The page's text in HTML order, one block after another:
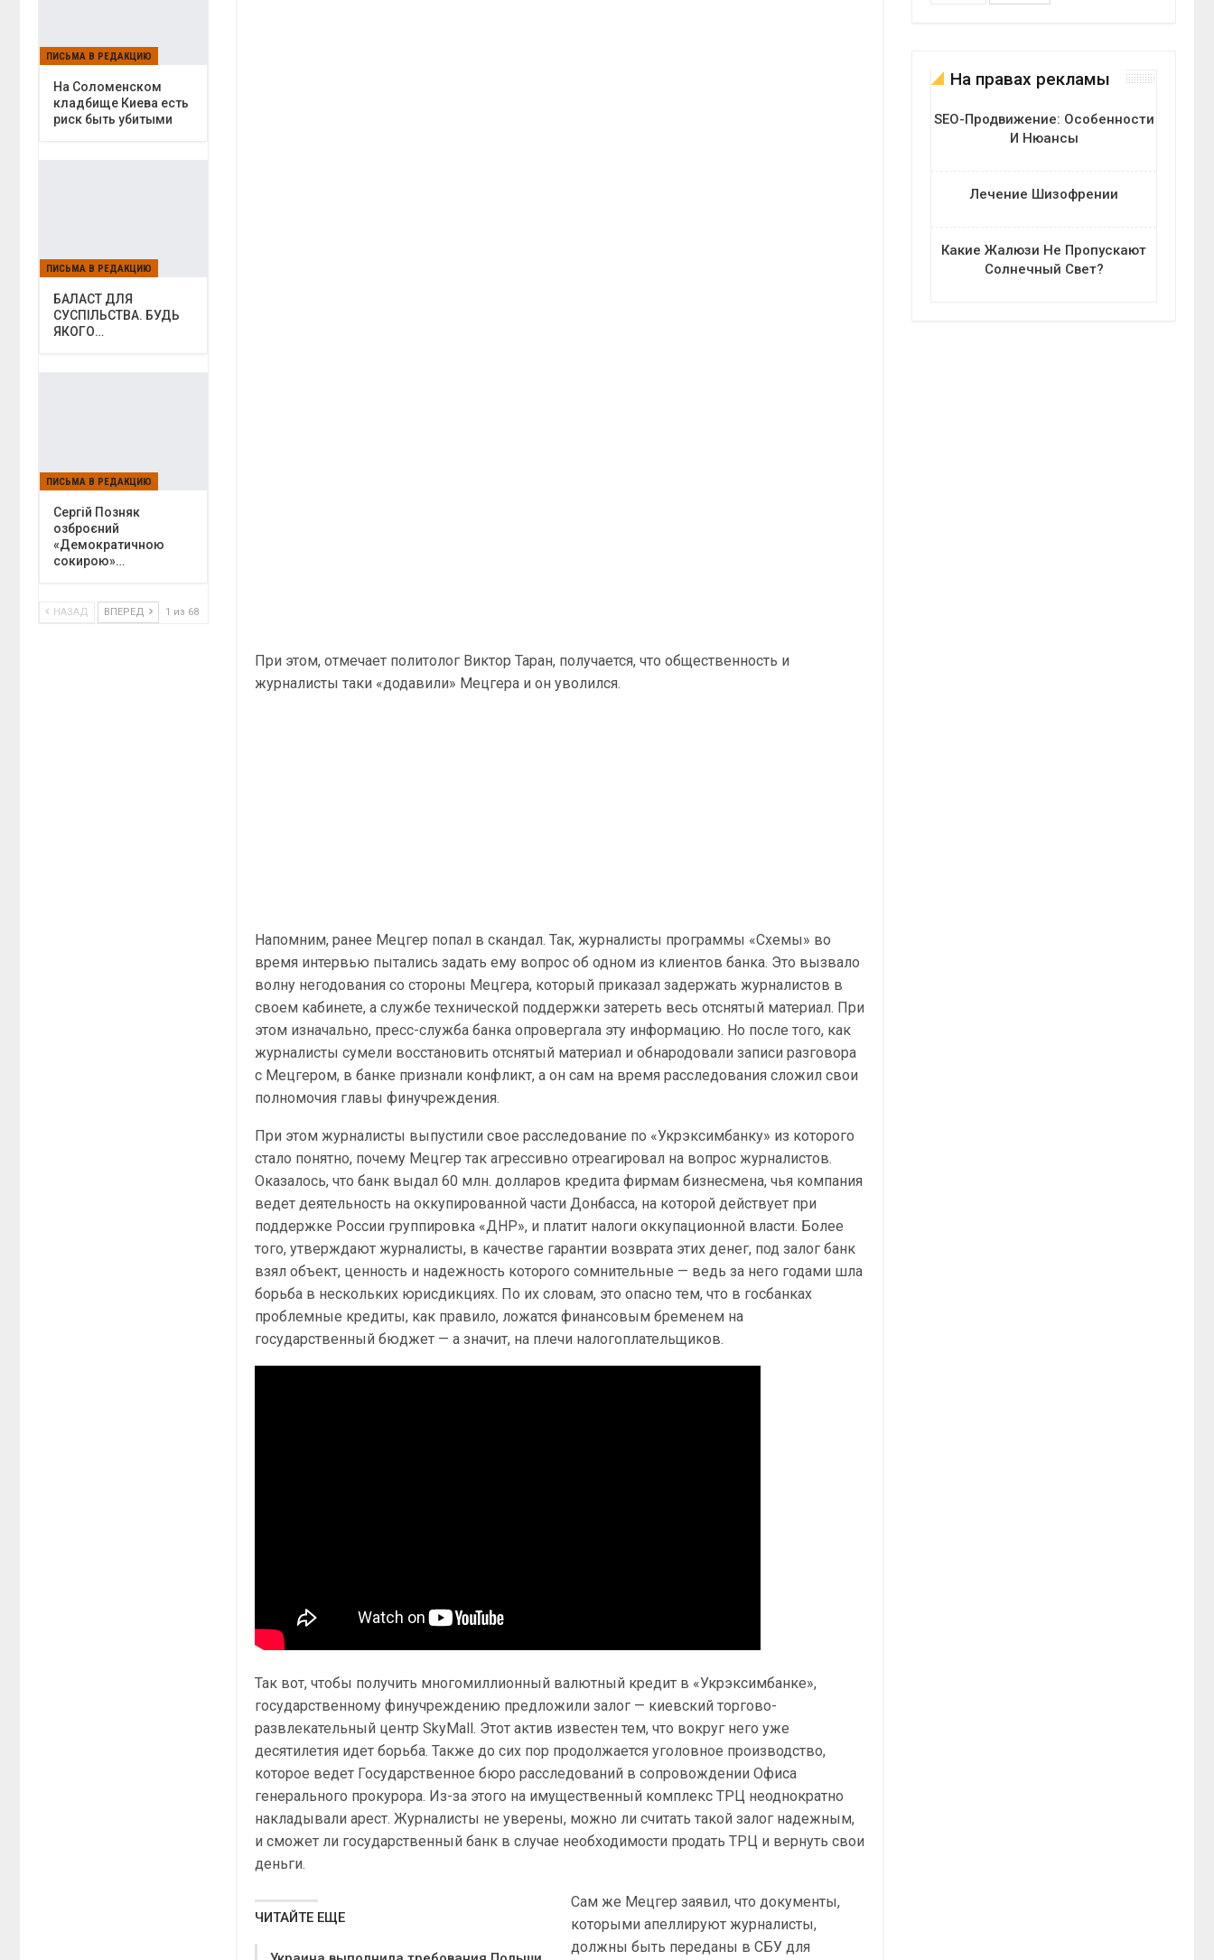
При этом, отмечает политолог Виктор Таран, получается, что общественность и
журналисты таки «додавили» Мецгера и он уволился.
Напомним, ранее Мецгер попал в скандал. Так, журналисты программы «Схемы» во
время интервью пытались задать ему вопрос об одном из клиентов банка. Это вызвало
волну негодования со стороны Мецгера, который приказал задержать журналистов в
своем кабинете, а службе технической поддержки затереть весь отснятый материал. При
этом изначально, пресс-служба банка опровергала эту информацию. Но после того, как
журналисты сумели восстановить отснятый материал и обнародовали записи разговора
с Мецгером, в банке признали конфликт, а он сам на время расследования сложил свои
полномочия главы финучреждения.
При этом журналисты выпустили свое расследование по «Укрэксимбанку» из которого
стало понятно, почему Мецгер так агрессивно отреагировал на вопрос журналистов.
Оказалось, что банк выдал 60 млн. долларов кредита фирмам бизнесмена, чья компания
ведет деятельность на оккупированной части Донбасса, на которой действует при
поддержке России группировка «ДНР», и платит налоги оккупационной власти. Более
того, утверждают журналисты, в качестве гарантии возврата этих денег, под залог банк
взял объект, ценность и надежность которого сомнительные — ведь за него годами шла
борьба в нескольких юрисдикциях. По их словам, это опасно тем, что в госбанках
проблемные кредиты, как правило, ложатся финансовым бременем на
государственный бюджет — а значит, на плечи налогоплательщиков.
Так вот, чтобы получить многомиллионный валютный кредит в «Укрэксимбанке»,
государственному финучреждению предложили залог — киевский торгово-
развлекательный центр SkyMall. Этот актив известен тем, что вокруг него уже
десятилетия идет борьба. Также до сих пор продолжается уголовное производство,
которое ведет Государственное бюро расследований в сопровождении Офиса
генерального прокурора. Из-за этого на имущественный комплекс ТРЦ неоднократно
накладывали арест. Журналисты не уверены, можно ли считать такой залог надежным,
и сможет ли государственный банк в случае необходимости продать ТРЦ и вернуть свои
деньги.
ЧИТАЙТЕ ЕЩЕ
Сам же Мецгер заявил, что документы,
которыми апеллируют журналисты,
должны быть переданы в СБУ для
На правах рекламы
SEO-Продвижение: Особенности
И Нюансы
Лечение Шизофрении
Какие Жалюзи Не Пропускают
Солнечный Свет?
ПИСЬМА В РЕДАКЦИЮ
На Соломенском
кладбище Киева есть
риск быть убитыми
ПИСЬМА В РЕДАКЦИЮ
БАЛАСТ ДЛЯ
СУСПІЛЬСТВА. БУДЬ
ЯКОГО…
ПИСЬМА В РЕДАКЦИЮ
Сергій Позняк
озброєний
«Демократичною
сокирою»…
НАЗАД ВПЕРЕД 1 из 68